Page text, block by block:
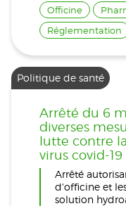
Officine
Réglementation
Politique de santé
Arrêté du 6
diverses
lutte contre
virus covid-19
Arrêté
d'officine et
solution